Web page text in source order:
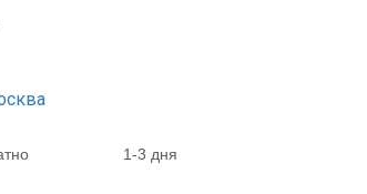
1-3 дня